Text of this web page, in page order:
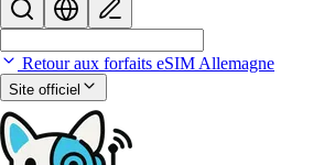
Retour aux forfaits eSIM Allemagne
Site officiel